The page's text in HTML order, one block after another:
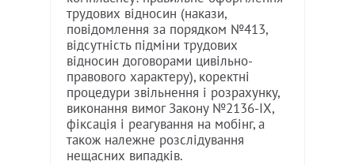
трудових відносин (накази,
повідомлення за порядком №413,
відсутність підміни трудових
відносин договорами цивільно-
правового характеру), коректні
процедури звільнення і розрахунку,
виконання вимог Закону №2136-IX,
фіксація і реагування на мобінг, а
також належне розслідування
нещасних випадків.